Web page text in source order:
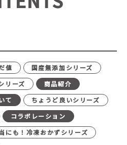
値
国産無添加シリーズ
リーズ
商品紹介
て
ちょうど良いシリーズ
コラボレーション
にも！冷凍おかずシリーズ